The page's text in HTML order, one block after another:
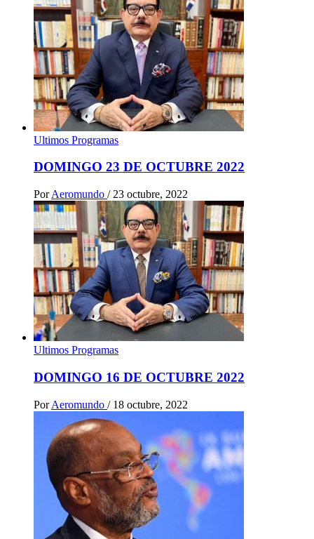
Ultimos Programas
DOMINGO 23 DE OCTUBRE 2022
Por Aeromundo / 23 octubre, 2022
Ultimos Programas
DOMINGO 16 DE OCTUBRE 2022
Por Aeromundo / 18 octubre, 2022